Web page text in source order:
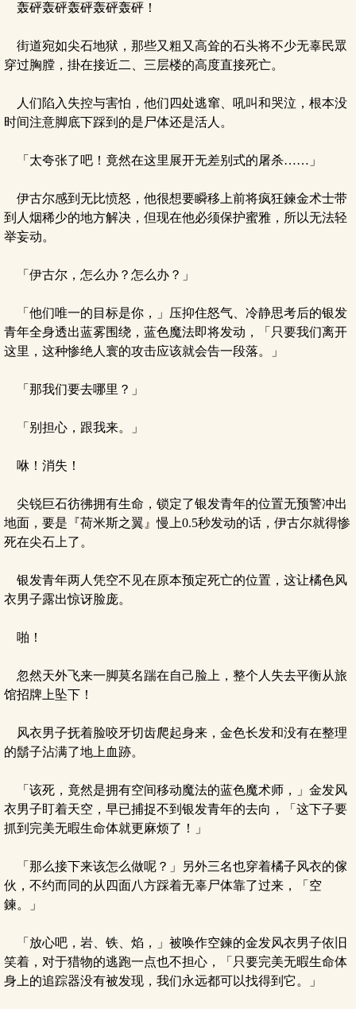
轰砰轰砰轰砰轰砰轰砰！
街道宛如尖石地狱，那些又粗又高耸的石头将不少无辜民眾
穿过胸膛，掛在接近二、三层楼的高度直接死亡。
人们陷入失控与害怕，他们四处逃窜、吼叫和哭泣，根本没
时间注意脚底下踩到的是尸体还是活人。
「太夸张了吧！竟然在这里展开无差别式的屠杀……」
伊古尔感到无比愤怒，他很想要瞬移上前将疯狂鍊金术士带
到人烟稀少的地方解决，但现在他必须保护蜜雅，所以无法轻
举妄动。
「伊古尔，怎么办？怎么办？」
「他们唯一的目标是你，」压抑住怒气、冷静思考后的银发
青年全身透出蓝雾围绕，蓝色魔法即将发动，「只要我们离开
这里，这种惨绝人寰的攻击应该就会告一段落。」
「那我们要去哪里？」
「别担心，跟我来。」
咻！消失！
尖锐巨石彷彿拥有生命，锁定了银发青年的位置无预警冲出
地面，要是『荷米斯之翼』慢上0.5秒发动的话，伊古尔就得惨
死在尖石上了。
银发青年两人凭空不见在原本预定死亡的位置，这让橘色风
衣男子露出惊讶脸庞。
啪！
忽然天外飞来一脚莫名踹在自己脸上，整个人失去平衡从旅
馆招牌上坠下！
风衣男子抚着脸咬牙切齿爬起身来，金色长发和没有在整理
的鬍子沾满了地上血跡。
「该死，竟然是拥有空间移动魔法的蓝色魔术师，」金发风
衣男子盯着天空，早已捕捉不到银发青年的去向，「这下子要
抓到完美无暇生命体就更麻烦了！」
「那么接下来该怎么做呢？」另外三名也穿着橘子风衣的傢
伙，不约而同的从四面八方踩着无辜尸体靠了过来，「空
鍊。」
「放心吧，岩、铁、焰，」被唤作空鍊的金发风衣男子依旧
笑着，对于猎物的逃跑一点也不担心，「只要完美无暇生命体
身上的追踪器没有被发现，我们永远都可以找得到它。」